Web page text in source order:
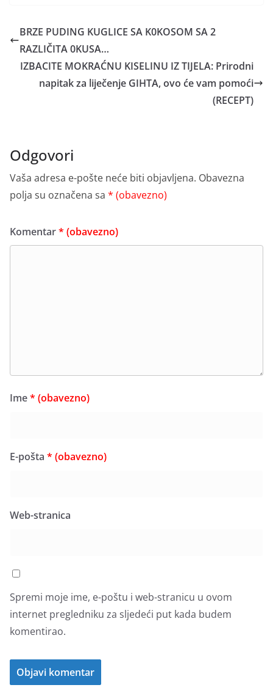
BRZE PUDING KUGLICE SA K0KOSOM SA 2
RAZLIČITA 0KUSA…
IZBACITE MOKRAĆNU KISELINU IZ TIJELA: Prirodni
napitak za liječenje GIHTA, ovo će vam pomoći
(RECEPT)
Odgovori
Vaša adresa e-pošte neće biti objavljena. Obavezna
polja su označena sa * (obavezno)
Komentar* (obavezno)
Ime* (obavezno)
E-pošta * (obavezno)
Web-stranica
Spremi moje ime, e-poštu i web-stranicu u ovom
internet pregledniku za sljedeći put kada budem
komentirao.